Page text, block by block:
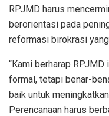
RPJMD harus
berorientasi pada
reformasi birokrasi
“Kami berharap
formal, tetapi benar-
baik untuk
Perencanaan harus